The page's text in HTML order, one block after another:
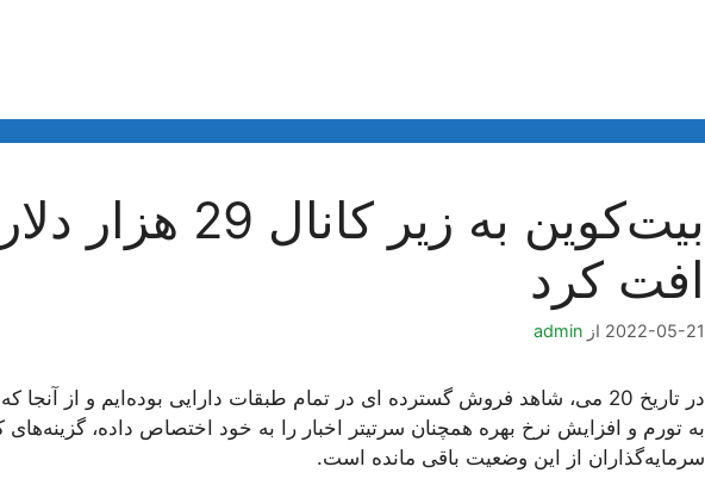
بیت‌کوین به زیر کانال
افت کرد
2022-05-21 از admin
در تاریخ 20 می، شاهد فروش گسترده ای در تمام طبقات دارایی بوده‌ایم و از
به تورم و افزایش نرخ بهره همچنان سرتیتر اخبار را به خود اختصاص داده،
سرمایه‌گذاران از این وضعیت باقی مانده است.